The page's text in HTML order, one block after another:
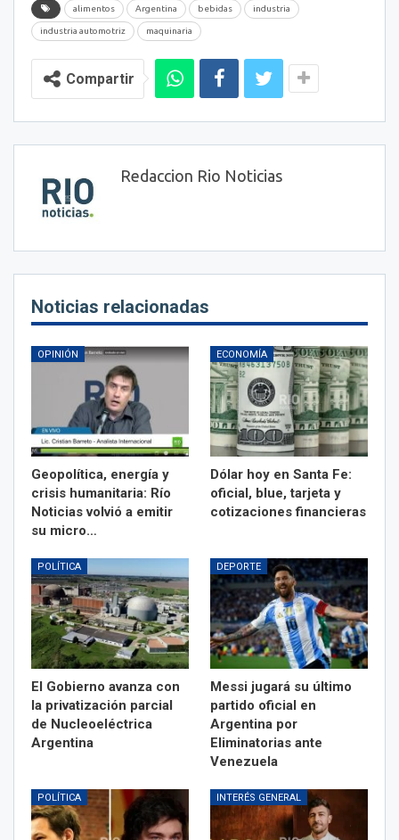
alimentos Argentina bebidas industria
industria automotriz maquinaria
Compartir
Redaccion Rio Noticias
Noticias relacionadas
OPINIÓN
Geopolítica, energía y
crisis humanitaria: Río
Noticias volvió a emitir
su micro…
ECONOMÍA
Dólar hoy en Santa Fe:
oficial, blue, tarjeta y
cotizaciones financieras
POLÍTICA
El Gobierno avanza con
la privatización parcial
de Nucleoeléctrica
Argentina
DEPORTE
Messi jugará su último
partido oficial en
Argentina por
Eliminatorias ante
Venezuela
POLÍTICA INTERÉS GENERAL